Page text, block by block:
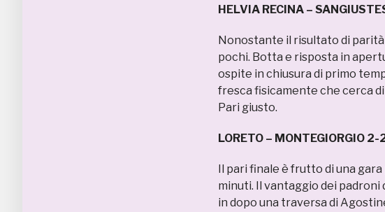
HELVIA RECINA –
Nonostante il risultato di
pochi. Botta e risposta in
ospite in chiusura di primo
fresca fisicamente che cerca
Pari giusto.
LORETO – MONTEGIORGIO 2-
Il pari finale è frutto di una
minuti. Il vantaggio dei padroni
in dopo una traversa di